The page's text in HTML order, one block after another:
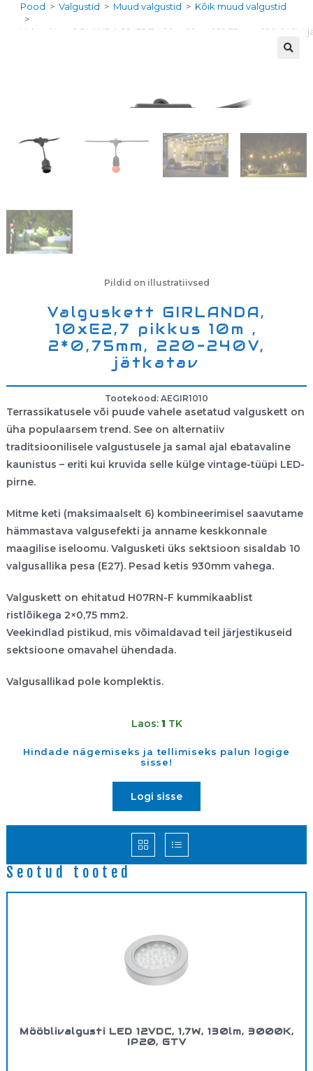
Pood > Valgustid > Muud valgustid > Kõik muud valgustid
>
Valguskett GIRLANDA, 10xE2,7 pikkus 10m , 2*0,75mm, 220-240V,
Valguskett GIRLANDA,
10xE2,7 pikkus 10m ,
2*0,75mm, 220-240V,
jätkatav
Tootekood: AEGIR1010
Terrassikatusele või puude vahele asetatud valguskett on
üha populaarsem trend. See on alternatiiv
traditsioonilisele valgustusele ja samal ajal ebatavaline
kaunistus – eriti kui kruvida selle külge vintage-tüüpi LED-
pirne.
Mitme keti (maksimaalselt 6) kombineerimisel saavutame
hämmastava valgusefekti ja anname keskkonnale
maagilise iseloomu. Valgusketi üks sektsioon sisaldab 10
valgusallika pesa (E27). Pesad ketis 930mm vahega.
Valguskett on ehitatud H07RN-F kummikaablist
ristlõikega 2×0,75 mm2.
Veekindlad pistikud, mis võimaldavad teil järjestikuseid
sektsioone omavahel ühendada.
Valgusallikad pole komplektis.
Laos: 1TK
Hindade nägemiseks ja tellimiseks palun logige
sisse!
Logi sisse
Pildid on illustratiivsed
Seotud tooted
Mööblivalgusti LED 12VDC, 1,7W, 130lm, 3000K,
IP20, GTV